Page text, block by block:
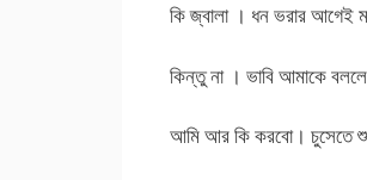
কি জ্বালা । ধন ভরার আগেই
কিন্তু না । ভাবি আমাকে
আমি আর কি করবো। চুসেতে